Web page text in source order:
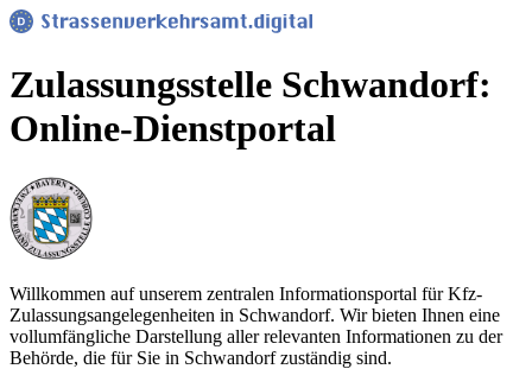
Zulassungsstelle Schwandorf:
Online-Dienstportal
Willkommen auf unserem zentralen Informationsportal für Kfz-
Zulassungsangelegenheiten in Schwandorf. Wir bieten Ihnen eine
vollumfängliche Darstellung aller relevanten Informationen zu der
Behörde, die für Sie in Schwandorf zuständig sind.